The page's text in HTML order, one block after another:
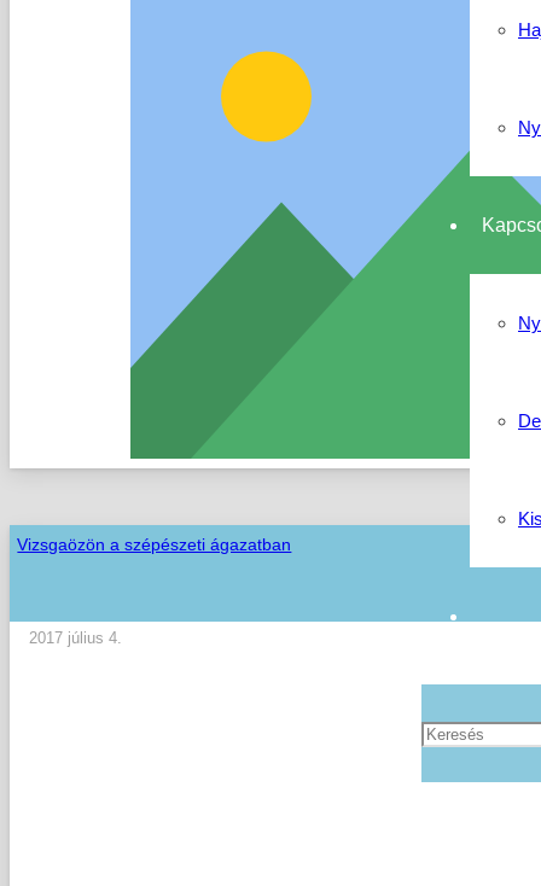
Vizsgaözön a szépészeti ágazatban
2017 július 4.